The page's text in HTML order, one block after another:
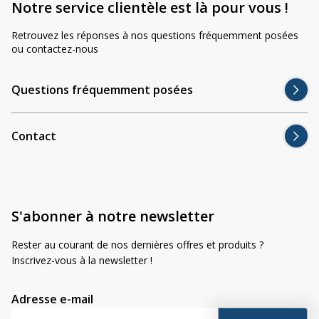
abîmer la carrosserie.
Pour comprendre quand et comment utiliser une barre LED,
Questions fréquentes – ZA4017
Le système raye-t-il la peinture ?
Fonctionne-t-il sur toit en aluminium ?
Notre service clientèle est là pour vous !
Retrouvez les réponses à nos questions fréquemment posées
ou contactez-nous
Questions fréquemment posées
Contact
S'abonner à notre newsletter
Rester au courant de nos dernières offres et produits ?
Inscrivez-vous à la newsletter !
Adresse e-mail